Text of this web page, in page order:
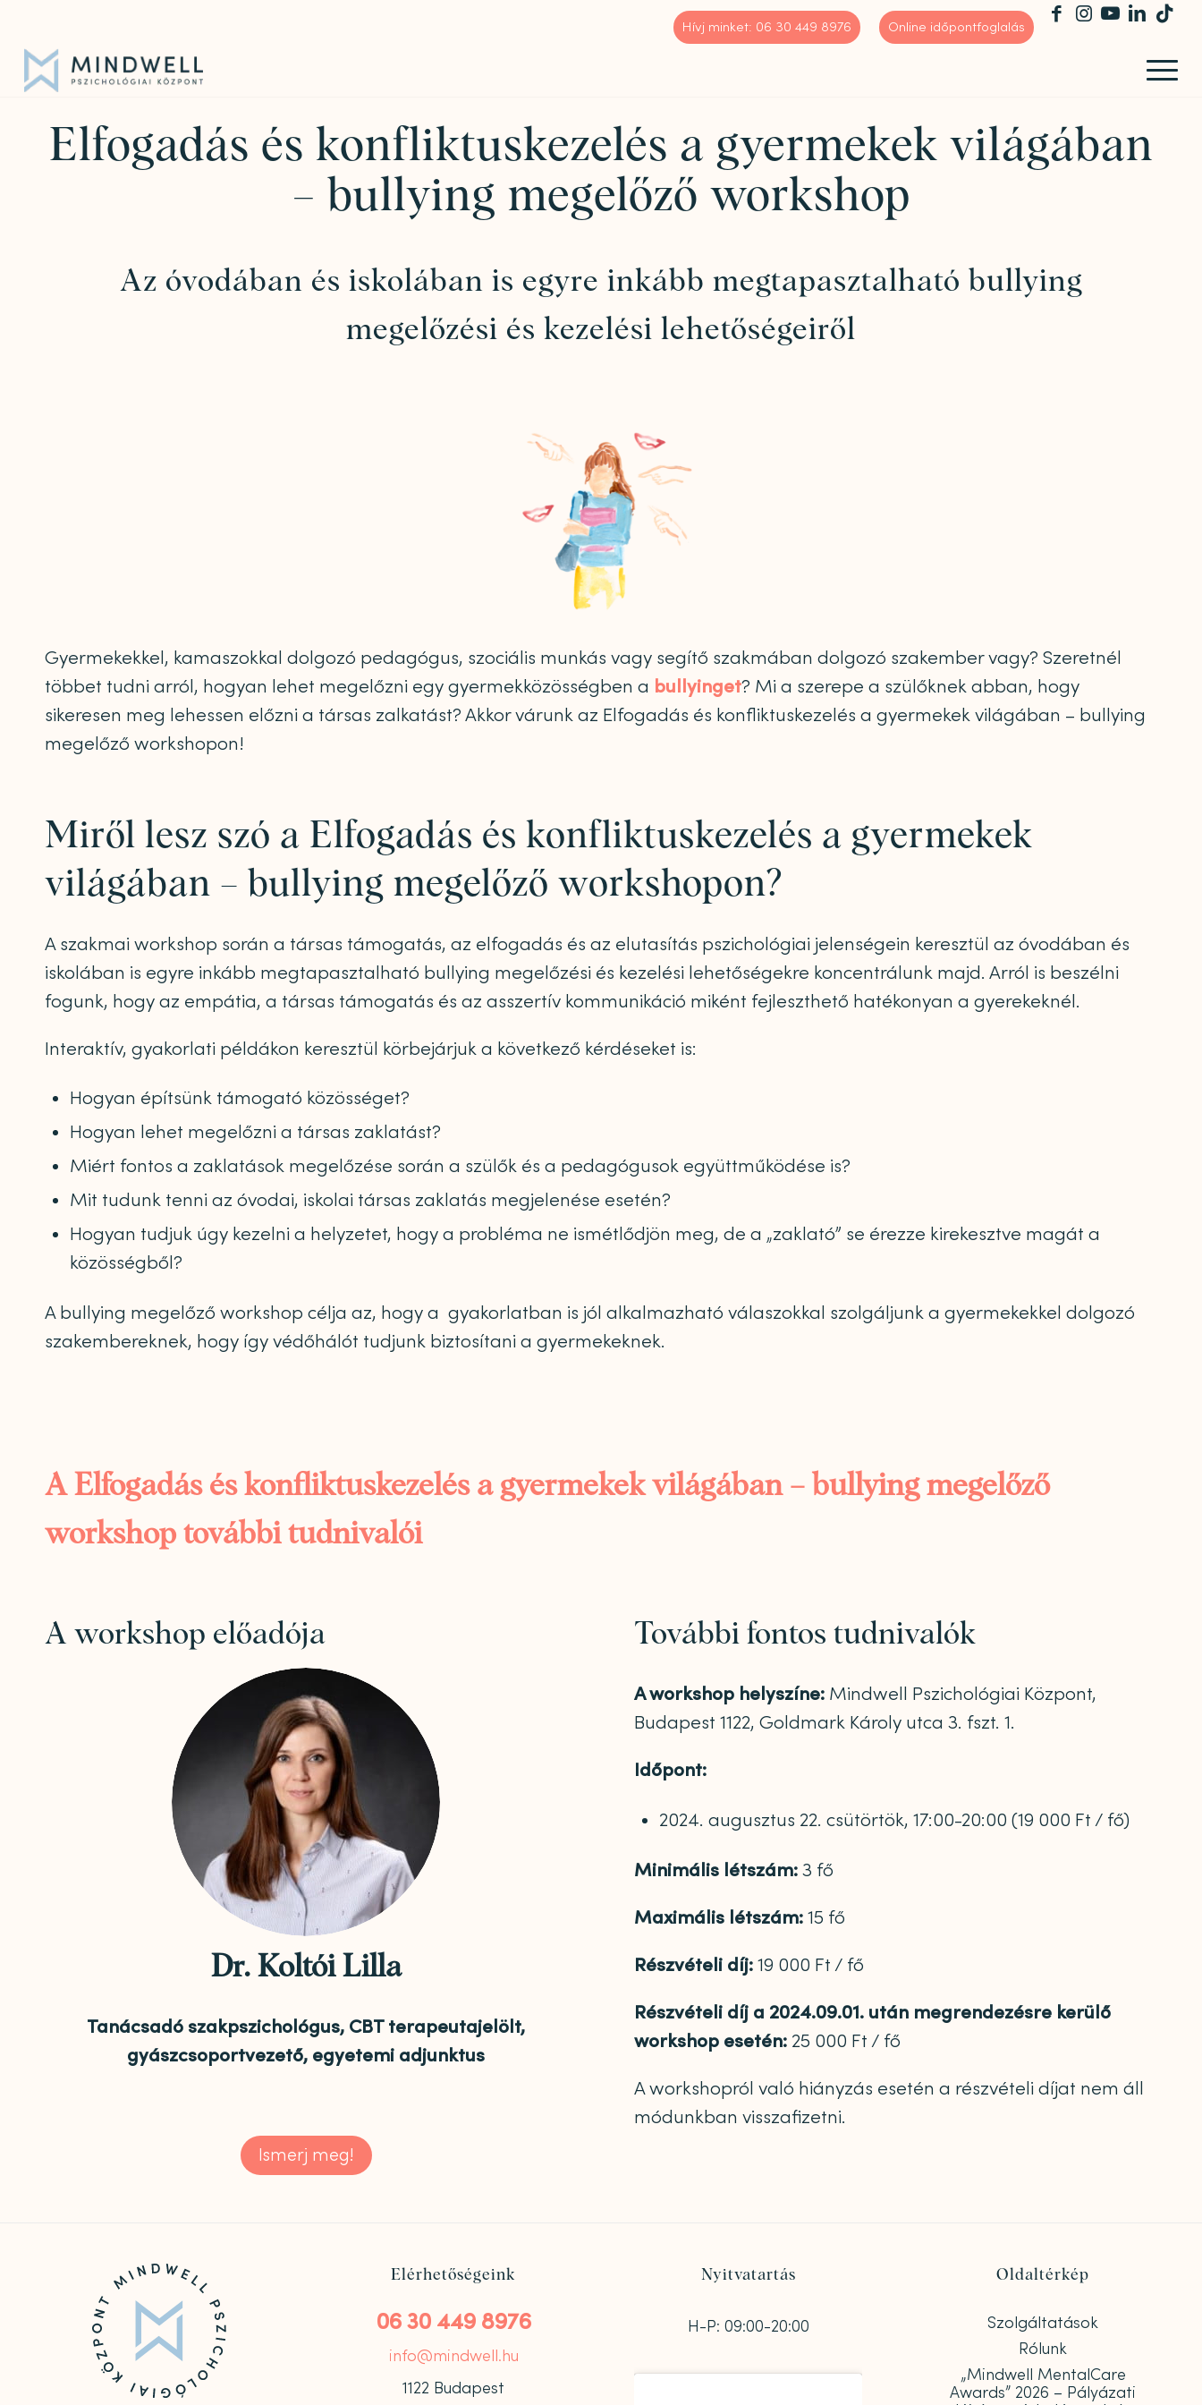
Hívj minket: 06 30 449 8976 Online időpontfoglalás
Elfogadás és konfliktuskezelés a gyermekek világában
– bullying megelőző workshop
Az óvodában és iskolában is egyre inkább megtapasztalható bullying
megelőzési és kezelési lehetőségeiről
Gyermekekkel, kamaszokkal dolgozó pedagógus, szociális munkás vagy segítő szakmában dolgozó szakember vagy? Szeretnél
többet tudni arról, hogyan lehet megelőzni egy gyermekközösségben a bullyinget? Mi a szerepe a szülőknek abban, hogy
sikeresen meg lehessen előzni a társas zalkatást? Akkor várunk az Elfogadás és konfliktuskezelés a gyermekek világában – bullying
megelőző workshopon!
Miről lesz szó a Elfogadás és konfliktuskezelés a gyermekek
világában – bullying megelőző workshopon?
A szakmai workshop során a társas támogatás, az elfogadás és az elutasítás pszichológiai jelenségein keresztül az óvodában és
iskolában is egyre inkább megtapasztalható bullying megelőzési és kezelési lehetőségekre koncentrálunk majd. Arról is beszélni
fogunk, hogy az empátia, a társas támogatás és az asszertív kommunikáció miként fejleszthető hatékonyan a gyerekeknél.
Interaktív, gyakorlati példákon keresztül körbejárjuk a következő kérdéseket is:
Hogyan építsünk támogató közösséget?
Hogyan lehet megelőzni a társas zaklatást?
Miért fontos a zaklatások megelőzése során a szülők és a pedagógusok együttműködése is?
Mit tudunk tenni az óvodai, iskolai társas zaklatás megjelenése esetén?
Hogyan tudjuk úgy kezelni a helyzetet, hogy a probléma ne ismétlődjön meg, de a „zaklató” se érezze kirekesztve magát a
közösségből?
A bullying megelőző workshop célja az, hogy a gyakorlatban is jól alkalmazható válaszokkal szolgáljunk a gyermekekkel dolgozó
szakembereknek, hogy így védőhálót tudjunk biztosítani a gyermekeknek.
A Elfogadás és konfliktuskezelés a gyermekek világában – bullying megelőző
workshop további tudnivalói
A workshop előadója
Dr. Koltói Lilla
Tanácsadó szakpszichológus, CBT terapeutajelölt,
gyászcsoportvezető, egyetemi adjunktus
Ismerj meg!
További fontos tudnivalók
A workshop helyszíne: Mindwell Pszichológiai Központ,
Budapest 1122, Goldmark Károly utca 3. fszt. 1.
Időpont:
2024. augusztus 22. csütörtök, 17:00-20:00 (19 000 Ft / fő)
Minimális létszám: 3 fő
Maximális létszám: 15 fő
Részvételi díj: 19 000 Ft / fő
Részvételi díj a 2024.09.01. után megrendezésre kerülő
workshop esetén: 25 000 Ft / fő
A workshopról való hiányzás esetén a részvételi díjat nem áll
módunkban visszafizetni.
Elérhetőségeink
06 30 449 8976
info@mindwell.hu
1122 Budapest
Nyitvatartás
H-P: 09:00-20:00
Oldaltérkép
Szolgáltatások
Rólunk
„Mindwell MentalCare
Awards” 2026 – Pályázati